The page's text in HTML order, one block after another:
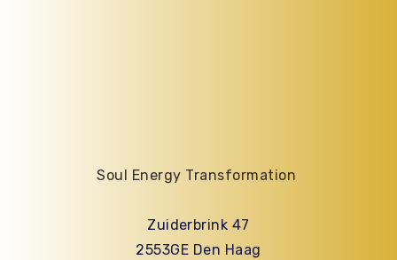
Soul Energy Transformation
Zuiderbrink 47
2553GE Den Haag